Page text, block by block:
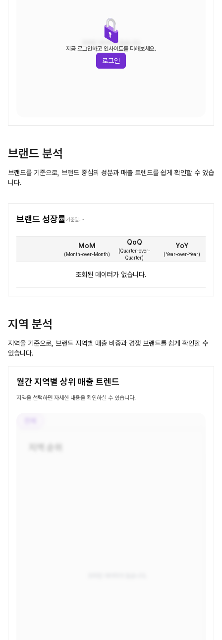
조회된 데이터가 없습니다.
지금 로그인하고 인사이트를 더해보세요.
로그인
브랜드 분석
브랜드를 기준으로, 브랜드 중심의 성분과 매출 트렌드를 쉽게 확인할 수 있습
니다.
브랜드 성장률기준일: -
MoM
(Month-over-Month)
QoQ
(Quarter-over-
Quarter)
YoY
(Year-over-Year)
조회된 데이터가 없습니다.
지역 분석
지역을 기준으로, 브랜드 지역별 매출 비중과 경쟁 브랜드를 쉽게 확인할 수
있습니다.
월간 지역별 상위 매출 트렌드
지역을 선택하면 자세한 내용을 확인하실 수 있습니다.